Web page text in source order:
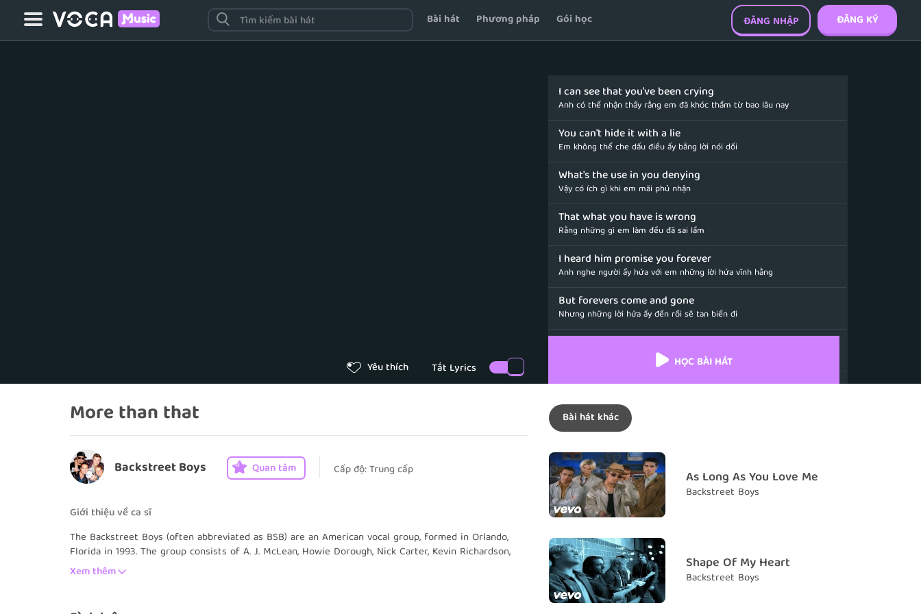
Bài hát Phương pháp Gói học ĐĂNG KÝ
ĐĂNG NHẬP
Yêu thích
I can see that you've been crying
Anh có thể nhận thấy rằng em đã khóc thầm từ bao lâu nay
You can't hide it with a lie
Em không thể che dấu điều ấy bằng lời nói dối
What's the use in you denying
Vậy có ích gì khi em mãi phủ nhận
That what you have is wrong
Rằng những gì em làm đều đã sai lầm
I heard him promise you forever
Anh nghe người ấy hứa với em những lời hứa vĩnh hằng
But forevers come and gone
Nhưng những lời hứa ấy đến rồi sẽ tan biến đi
Em yêu à, anh ta sẽ nói bất cứ điều gì
It takes to keep you blind
To the truth between the lines
Oh I will love you more than that
Anh sẽ yêu em nhiều hơn thế
I won't say those words, then take them back
Don't give loneliness a chance
Anh sẽ không để nỗi cô đơn có cơ hội nào
Baby listen to me when I say
Xin em hãy lắng nghe khi anh nói
HỌC BÀI HÁT
More than that
Backstreet Boys Quan tâm Cấp độ:Trung cấp
Giới thiệu về ca sĩ
The Backstreet Boys (often abbreviated as BSB) are an American vocal group, formed in Orlando,
Florida in 1993. The group consists of A. J. McLean, Howie Dorough, Nick Carter, Kevin Richardson,
and Brian Littrell.
Xem thêm
Bài hát khác
As Long As You Love Me
Backstreet Boys
Shape Of My Heart
Backstreet Boys